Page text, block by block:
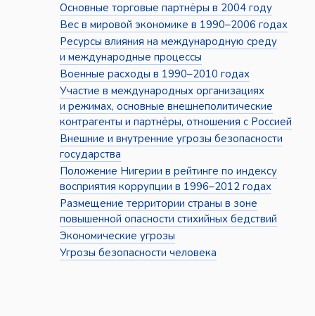
Основные торговые партнёры в 2004 году
Вес в мировой экономике в 1990–2006 годах
Ресурсы влияния на международную среду
и международные процессы
Военные расходы в 1990–2010 годах
Участие в международных организациях
и режимах, основные внешнеполитические
контрагенты и партнёры, отношения с Россией
Внешние и внутренние угрозы безопасности
государства
Положение Нигерии в рейтинге по индексу
восприятия коррупции в 1996–2012 годах
Размещение территории страны в зоне
повышенной опасности стихийных бедствий
Экономические угрозы
Угрозы безопасности человека